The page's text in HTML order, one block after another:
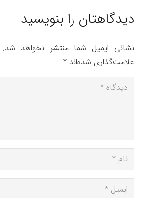
دیدگاهتان را بنویسید
نشانی ایمیل شما منتشر نخواهد شد.
علامت‌گذاری شده‌اند *